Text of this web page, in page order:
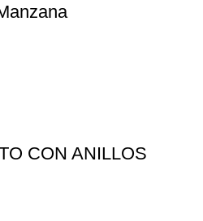
CON ANILLOS